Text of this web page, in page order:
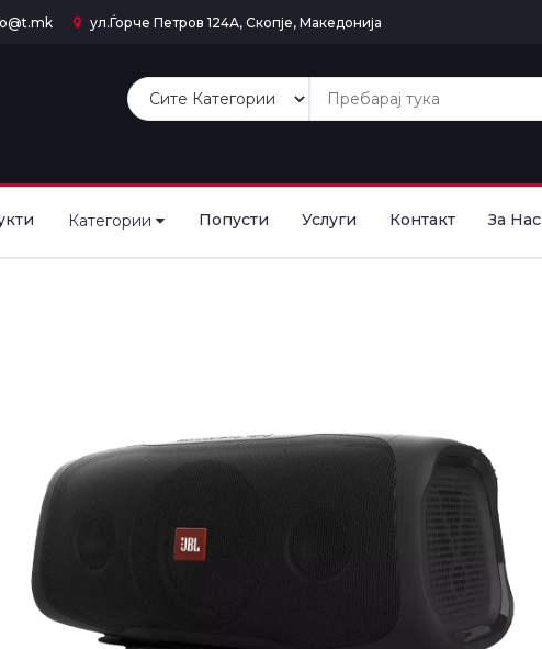
ул.Ѓорче Петров 124А, Скопје, Македонија
Категории Попусти Услуги Контакт За Нас